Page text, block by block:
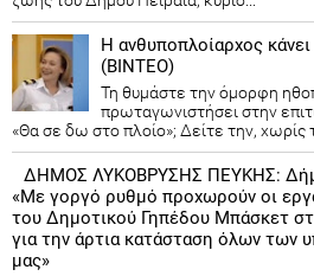
Η ανθυποπλοίαρχος
(ΒΙΝΤΕΟ)
Τη θυμάστε την όμορφη
πρωταγωνιστήσει στην
«Θα σε δω στο πλοίο»; Δείτε την, χωρίς
ΔΗΜΟΣ ΛΥΚΟΒΡΥΣΗΣ ΠΕΥΚΗΣ:
«Με γοργό ρυθμό προχωρούν οι
του Δημοτικού Γηπέδου Μπάσκετ
για την άρτια κατάσταση όλων των
μας»